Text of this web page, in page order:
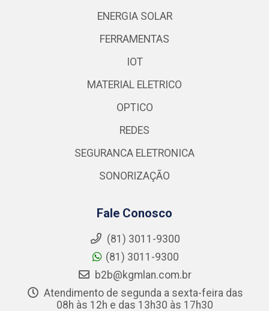
ENERGIA SOLAR
FERRAMENTAS
IOT
MATERIAL ELETRICO
OPTICO
REDES
SEGURANCA ELETRONICA
SONORIZAÇÃO
Fale Conosco
(81) 3011-9300
(81) 3011-9300
b2b@kgmlan.com.br
Atendimento de segunda a sexta-feira das
08h às 12h e das 13h30 às 17h30